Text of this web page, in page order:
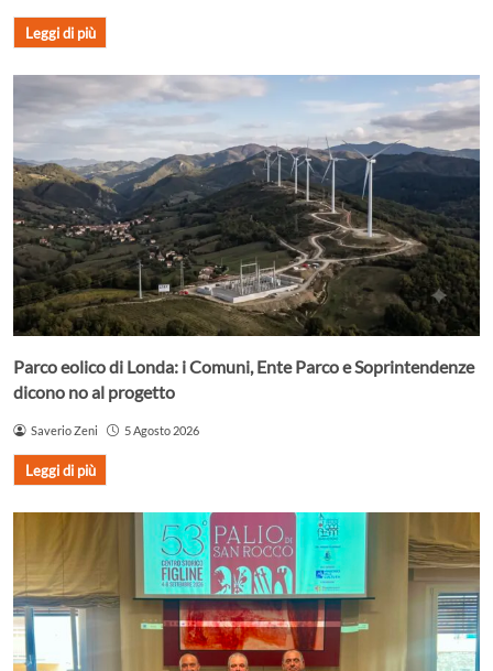
Leggi di più
Parco eolico di Londa: i Comuni, Ente Parco e Soprintendenze
dicono no al progetto
Saverio Zeni 5 Agosto 2026
Leggi di più